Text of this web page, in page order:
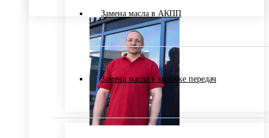
Замена масла в АКПП
Замена масла в коробке передач